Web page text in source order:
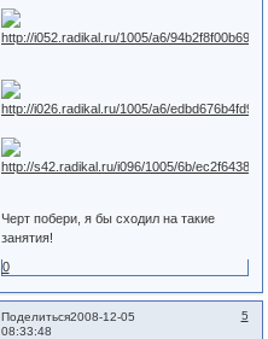
Черт побери, я бы сходил на такие
занятия!
0
Поделиться 5
2008-12-05
08:33:48